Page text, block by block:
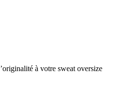
à votre sweat oversize